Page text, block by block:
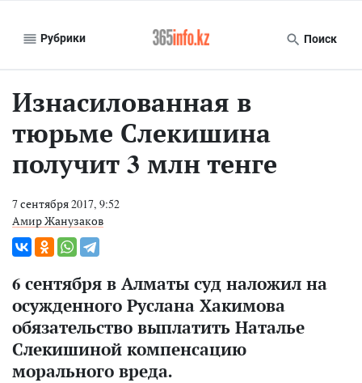
Рубрики Поиск
Изнасилованная в
тюрьме Слекишина
получит 3 млн тенге
7 сентября 2017, 9:52
Амир Жанузаков
6 сентября в Алматы суд наложил на
осужденного Руслана Хакимова
обязательство выплатить Наталье
Слекишиной компенсацию
морального вреда.